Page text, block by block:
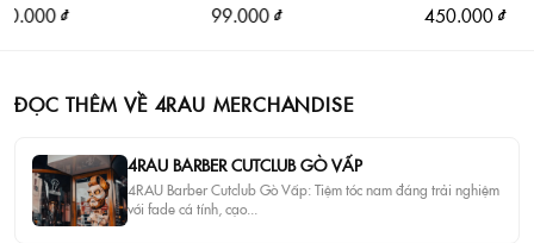
₫ 99.000 ₫ 450.000 ₫
ĐỌC THÊM VỀ 4RAU MERCHANDISE
4RAU BARBER CUTCLUB GÒ VẤP
4RAU Barber Cutclub Gò Vấp: Tiệm tóc nam đáng trải nghiệm
với fade cá tính, cạo...